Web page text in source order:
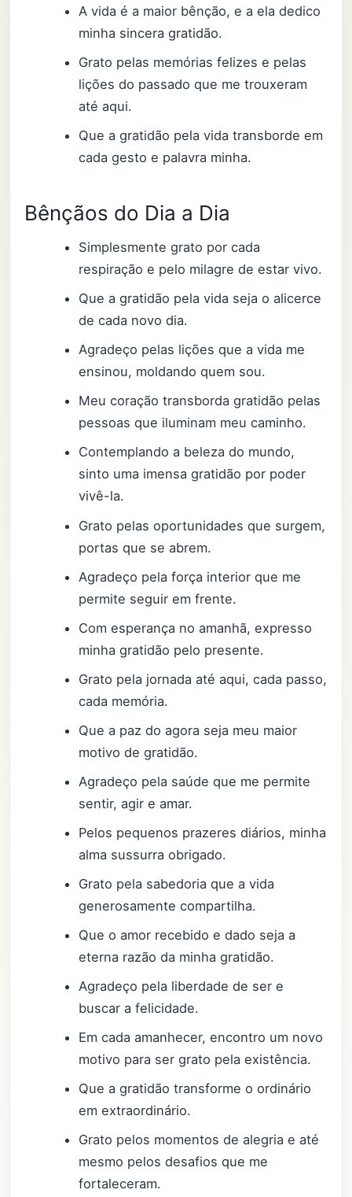
A vida é a maior bênção, e a ela dedico
minha sincera gratidão.
Grato pelas memórias felizes e pelas
lições do passado que me trouxeram
até aqui.
Que a gratidão pela vida transborde em
cada gesto e palavra minha.
Bênçãos do Dia a Dia
Simplesmente grato por cada
respiração e pelo milagre de estar vivo.
Que a gratidão pela vida seja o alicerce
de cada novo dia.
Agradeço pelas lições que a vida me
ensinou, moldando quem sou.
Meu coração transborda gratidão pelas
pessoas que iluminam meu caminho.
Contemplando a beleza do mundo,
sinto uma imensa gratidão por poder
vivê-la.
Grato pelas oportunidades que surgem,
portas que se abrem.
Agradeço pela força interior que me
permite seguir em frente.
Com esperança no amanhã, expresso
minha gratidão pelo presente.
Grato pela jornada até aqui, cada passo,
cada memória.
Que a paz do agora seja meu maior
motivo de gratidão.
Agradeço pela saúde que me permite
sentir, agir e amar.
Pelos pequenos prazeres diários, minha
alma sussurra obrigado.
Grato pela sabedoria que a vida
generosamente compartilha.
Que o amor recebido e dado seja a
eterna razão da minha gratidão.
Agradeço pela liberdade de ser e
buscar a felicidade.
Em cada amanhecer, encontro um novo
motivo para ser grato pela existência.
Que a gratidão transforme o ordinário
em extraordinário.
Grato pelos momentos de alegria e até
mesmo pelos desafios que me
fortaleceram.